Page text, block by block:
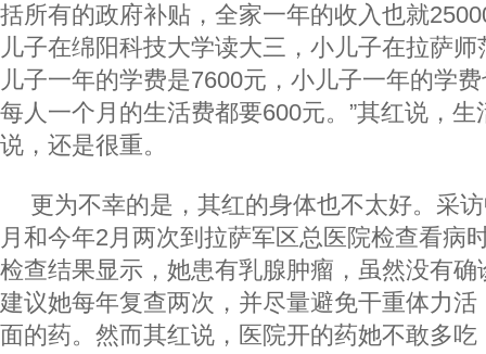
括所有的政府补贴，全家一年的收入也就
儿子在绵阳科技大学读大三，小儿子在拉萨师
儿子一年的学费是7600元，小儿子一年的学
每人一个月的生活费都要600元。”其红说，
说，还是很重。
更为不幸的是，其红的身体也不太好。采
月和今年2月两次到拉萨军区总医院检查看病
检查结果显示，她患有乳腺肿瘤，虽然没有
建议她每年复查两次，并尽量避免干重体力
面的药。然而其红说，医院开的药她不敢多吃